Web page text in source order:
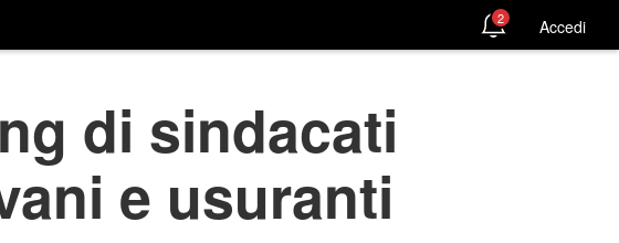
2 Accedi
di sindacati
e usuranti